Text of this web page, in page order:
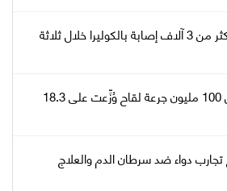
الصحة العالمية تسجل أكثر من 3 آلاف إصابة بالكوليرا خلال ثلاثة
الصحة العالمية: أكثر من 100 مليون جرعة لقاح وُزِّعت على 18.3
دواء ضد سرطان الدم والعلاج